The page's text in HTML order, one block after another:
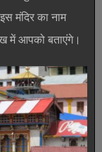
मंदिर का नाम
में आपको बताएंगे।